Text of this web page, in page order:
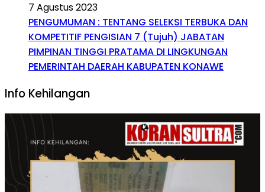
7 Agustus 2023
PENGUMUMAN : TENTANG SELEKSI TERBUKA DAN
KOMPETITIF PENGISIAN 7 (Tujuh) JABATAN
PIMPINAN TINGGI PRATAMA DI LINGKUNGAN
PEMERINTAH DAERAH KABUPATEN KONAWE
Info Kehilangan